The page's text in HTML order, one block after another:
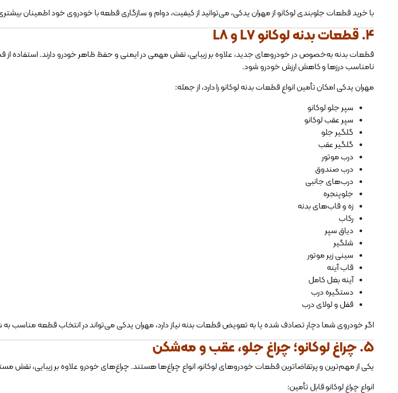
با خرید قطعات جلوبندی لوکانو از مهران یدکی، می‌توانید از کیفیت، دوام و سازگاری قطعه با خودروی خود اطمینان
4. قطعات بدنه لوکانو L7 و L8
قطعات بدنه به‌خصوص در خودروهای جدید، علاوه بر زیبایی، نقش مهمی در ایمنی و حفظ ظاهر خودرو دارند. استفاده
نامناسب درزها و کاهش ارزش خودرو شود.
مهران یدکی امکان تأمین انواع قطعات بدنه لوکانو را دارد، از جمله:
سپر جلو لوکانو
سپر عقب لوکانو
گلگیر جلو
گلگیر عقب
درب موتور
درب صندوق
درب‌های جانبی
جلوپنجره
زه و قاب‌های بدنه
رکاب
دیاق سپر
شلگیر
سینی زیر موتور
قاب آینه
آینه بغل کامل
دستگیره درب
قفل و لولای درب
اگر خودروی شما دچار تصادف شده یا به تعویض قطعات بدنه نیاز دارد، مهران یدکی می‌تواند در انتخاب قطعه مناسب
5. چراغ لوکانو؛ چراغ جلو، عقب و مه‌شکن
یکی از مهم‌ترین و پرتقاضاترین قطعات خودروهای لوکانو، انواع چراغ‌ها هستند. چراغ‌های خودرو علاوه بر زیبایی، نقش
انواع چراغ لوکانو قابل تأمین: